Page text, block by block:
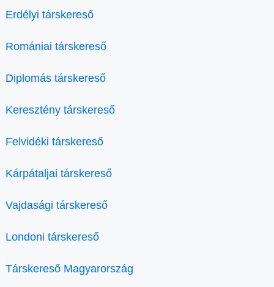
Erdélyi társkereső
Romániai társkereső
Diplomás társkereső
Keresztény társkereső
Felvidéki társkereső
Kárpátaljai társkereső
Vajdasági társkereső
Londoni társkereső
Társkereső Magyarország